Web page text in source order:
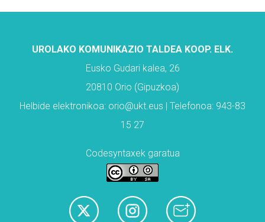
UROLAKO KOMUNIKAZIO TALDEA KOOP. ELK.
Eusko Gudari kalea, 26
20810 Orio (Gipuzkoa)
Helbide elektronikoa: orio@ukt.eus | Telefonoa: 943-83
15 27
Codesyntaxek garatua